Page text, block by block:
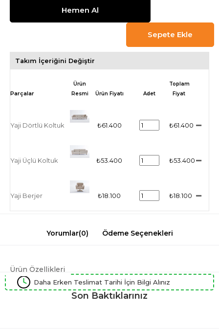
Takım İçeriğini Değiştir
Ürün
Resmi
Ürün Fiyatı Adet
Toplam
Fiyat
Yaji Dörtlü Koltuk ₺61.400 ₺61.400
Yaji Üçlü Koltuk ₺53.400 ₺53.400
Yaji Berjer ₺18.100 ₺18.100
Yorumlar(0) Ödeme Seçenekleri
Ürün Özellikleri
Daha Erken Teslimat Tarihi İçin Bilgi Alınız
Son Baktıklarınız